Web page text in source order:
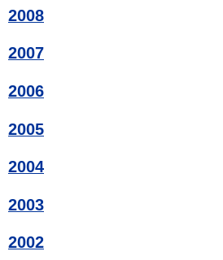
2008
2007
2006
2005
2004
2003
2002